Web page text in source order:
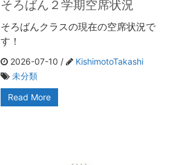
そろばん２学期空席状況
そろばんクラスの現在の空席状況で
す！
2026-07-10 /
KishimotoTakashi
未分類
Read More